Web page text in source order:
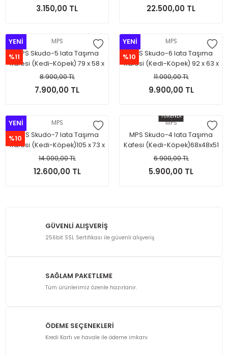
3.150,00 TL
İÇİ MAĞAZA TESLİM
22.500,00 TL
YENİ
%11
MPS
MPS Skudo-5 Iata Taşıma
Kafesi (Kedi-Köpek) 79 x 58 x
65 cm.(Tekerleksizdir.)
İÇİ MAĞAZA TESLİM
8.900,00 TL
7.900,00 TL
YENİ
%10
MPS
MPS Skudo-6 Iata Taşıma
Kafesi (Kedi-Köpek) 92 x 63 x
70 cm.(Tekerleksizdir.)
TESLİM.
11.000,00 TL
9.900,00 TL
YENİ
%10
MPS
MPS Skudo-7 Iata Taşıma
Kafesi (Kedi-Köpek)105 x 73 x
76 cm.(Tekerleksizdir.)
TESLİM.
14.000,00 TL
12.600,00 TL
TÜKENDİ
MPS
MPS Skudo-4 Iata Taşıma
Kafesi (Kedi-Köpek)68x48x51
cm.(Tekerleksizdir) ÖNEMLİ
MAĞAZA TESLİM
6.900,00 TL
5.900,00 TL
GÜVENLİ ALIŞVERİŞ
256bit SSL Sertifikası ile güvenli alışveriş
SAĞLAM PAKETLEME
Tüm ürünlerimiz özenle hazırlanır.
ÖDEME SEÇENEKLERİ
Kredi Kartı ve havale ile ödeme imkanı